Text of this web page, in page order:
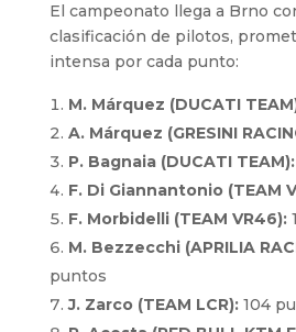
El campeonato llega a Brno
clasificación de pilotos,
intensa por cada punto:
M. Márquez (DUCATI
A. Márquez (GRESINI
P. Bagnaia (DUCATI TEAM):
F. Di Giannantonio (TEAM
F. Morbidelli (TEAM VR46):
M. Bezzecchi (APRILIA
puntos
J. Zarco (TEAM LCR):104